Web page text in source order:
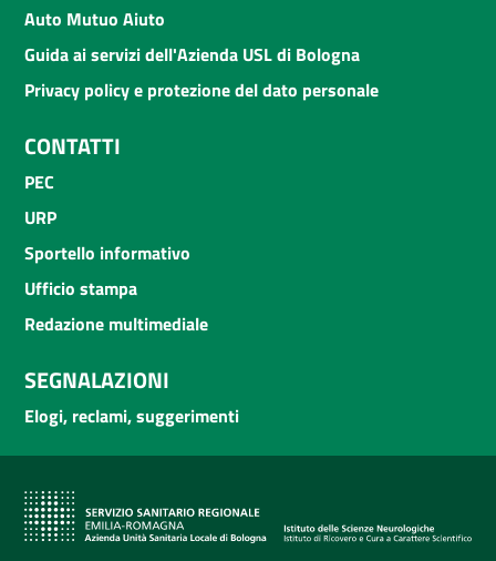
Auto Mutuo Aiuto
Guida ai servizi dell'Azienda USL di Bologna
Privacy policy e protezione del dato personale
CONTATTI
PEC
URP
Sportello informativo
Ufficio stampa
Redazione multimediale
SEGNALAZIONI
Elogi, reclami, suggerimenti